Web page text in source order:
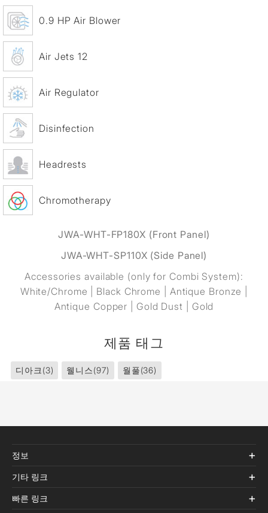
0.9 HP Air Blower
Air Jets 12
Air Regulator
Disinfection
Headrests
Chromotherapy
JWA-WHT-FP180X (Front Panel)
JWA-WHT-SP110X (Side Panel)
Accessories available (only for Combi System):
White/Chrome | Black Chrome | Antique Bronze |
Antique Copper | Gold Dust | Gold
제품 태그
디아크 (3) 웰니스(97) 월풀(36)
정보
기타 링크
빠른 링크